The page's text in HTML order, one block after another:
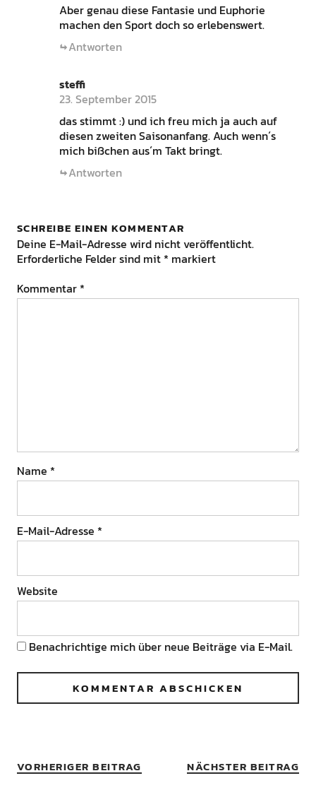
Aber genau diese Fantasie und Euphorie
machen den Sport doch so erlebenswert.
Antworten
steffi
23. September 2015
das stimmt :) und ich freu mich ja auch auf
diesen zweiten Saisonanfang. Auch wenn´s
mich bißchen aus´m Takt bringt.
Antworten
SCHREIBE EINEN KOMMENTAR
Deine E-Mail-Adresse wird nicht veröffentlicht.
Erforderliche Felder sind mit * markiert
Kommentar *
Name *
E-Mail-Adresse *
Website
Benachrichtige mich über neue Beiträge via E-Mail.
VORHERIGER BEITRAG NÄCHSTER BEITRAG